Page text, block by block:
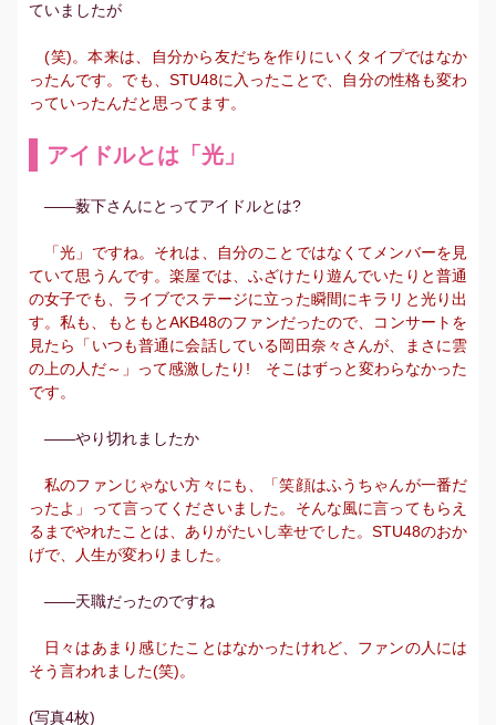
ていましたが
(笑)。本来は、自分から友だちを作りにいくタイプではなか
ったんです。でも、STU48に入ったことで、自分の性格も変わ
っていったんだと思ってます。
アイドルとは「光」
――薮下さんにとってアイドルとは?
「光」ですね。それは、自分のことではなくてメンバーを見
ていて思うんです。楽屋では、ふざけたり遊んでいたりと普通
の女子でも、ライブでステージに立った瞬間にキラリと光り出
す。私も、もともとAKB48のファンだったので、コンサートを
見たら「いつも普通に会話している岡田奈々さんが、まさに雲
の上の人だ～」って感激したり! そこはずっと変わらなかった
です。
――やり切れましたか
私のファンじゃない方々にも、「笑顔はふうちゃんが一番だ
ったよ」って言ってくださいました。そんな風に言ってもらえ
るまでやれたことは、ありがたいし幸せでした。STU48のおか
げで、人生が変わりました。
――天職だったのですね
日々はあまり感じたことはなかったけれど、ファンの人には
そう言われました(笑)。
(写真4枚)